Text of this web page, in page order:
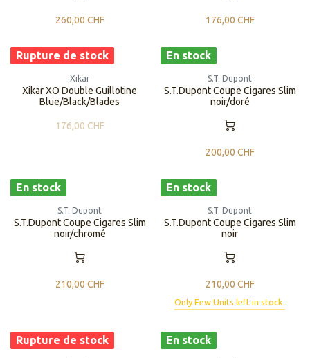
260,00 CHF 176,00 CHF
Rupture de stock
Xikar
Xikar XO Double Guillotine
Blue/Black/Blades
176,00 CHF
En stock
S.T. Dupont
S.T.Dupont Coupe Cigares Slim
noir/doré
200,00 CHF
En stock
S.T. Dupont
S.T.Dupont Coupe Cigares Slim
noir/chromé
210,00 CHF
En stock
S.T. Dupont
S.T.Dupont Coupe Cigares Slim
noir
210,00 CHF
Only Few Units left in stock.
Rupture de stock En stock